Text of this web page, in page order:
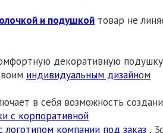
и подушкой товар не
декоративную
индивидуальным дизайном
в себя возможность
с корпоративной
логотипом компании под заказ ,